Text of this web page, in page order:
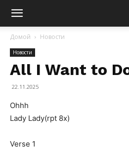
Домой Новости
Новости
All I Want to
22.11.2025
Ohhh
Lady Lady(rpt 8x)
Verse 1